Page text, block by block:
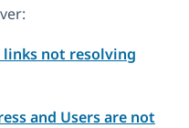
links not resolving
and Users are not